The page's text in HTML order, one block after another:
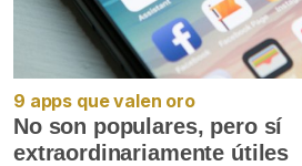
9 apps que valen oro
No son populares, pero sí
extraordinariamente útiles